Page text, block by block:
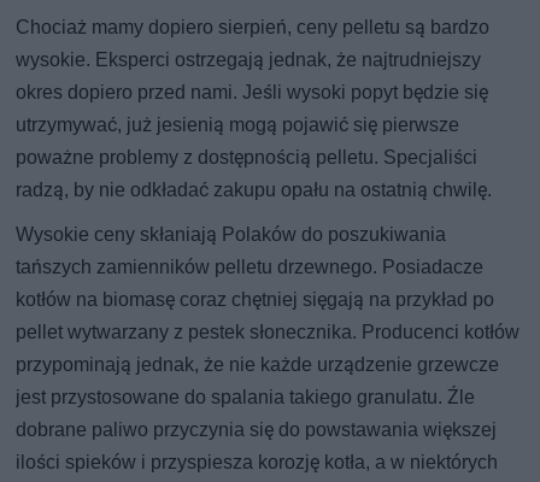
Chociaż mamy dopiero sierpień, ceny pelletu są bardzo
wysokie. Eksperci ostrzegają jednak, że najtrudniejszy
okres dopiero przed nami. Jeśli wysoki popyt będzie się
utrzymywać, już jesienią mogą pojawić się pierwsze
poważne problemy z dostępnością pelletu. Specjaliści
radzą, by nie odkładać zakupu opału na ostatnią chwilę.
Wysokie ceny skłaniają Polaków do poszukiwania
tańszych zamienników pelletu drzewnego. Posiadacze
kotłów na biomasę coraz chętniej sięgają na przykład po
pellet wytwarzany z pestek słonecznika. Producenci kotłów
przypominają jednak, że nie każde urządzenie grzewcze
jest przystosowane do spalania takiego granulatu. Źle
dobrane paliwo przyczynia się do powstawania większej
ilości spieków i przyspiesza korozję kotła, a w niektórych